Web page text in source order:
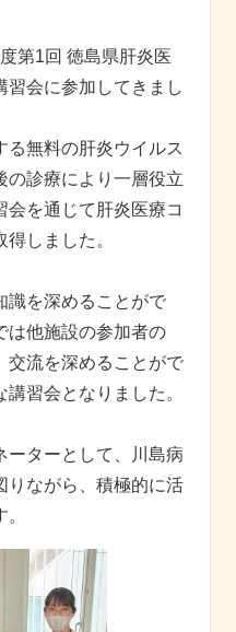
第1回 徳島県肝炎医
習会に参加してきまし
る無料の肝炎ウイルス
の診療により一層役立
会を通じて肝炎医療コ
しました。
識を深めることがで
は他施設の参加者の
交流を深めることがで
習会となりました。
ーターとして、川島病
りながら、積極的に活